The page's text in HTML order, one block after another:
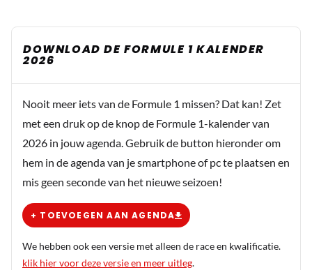
DOWNLOAD DE FORMULE 1 KALENDER
2026
Nooit meer iets van de Formule 1 missen? Dat kan! Zet
met een druk op de knop de Formule 1-kalender van
2026 in jouw agenda. Gebruik de button hieronder om
hem in de agenda van je smartphone of pc te plaatsen en
mis geen seconde van het nieuwe seizoen!
+ TOEVOEGEN AAN AGENDA
We hebben ook een versie met alleen de race en kwalificatie.
klik hier voor deze versie en meer uitleg.